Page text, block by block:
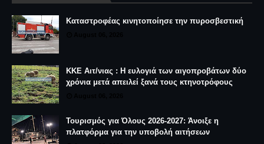
Καταστροφέας κινητοποίησε την πυροσβεστική
ΚΚΕ Αιτ/νιας : Η ευλογιά των αιγοπροβάτων δύο
χρόνια μετά απειλεί ξανά τους κτηνοτρόφους
Τουρισμός για Όλους 2026-2027: Άνοιξε η
πλατφόρμα για την υποβολή αιτήσεων